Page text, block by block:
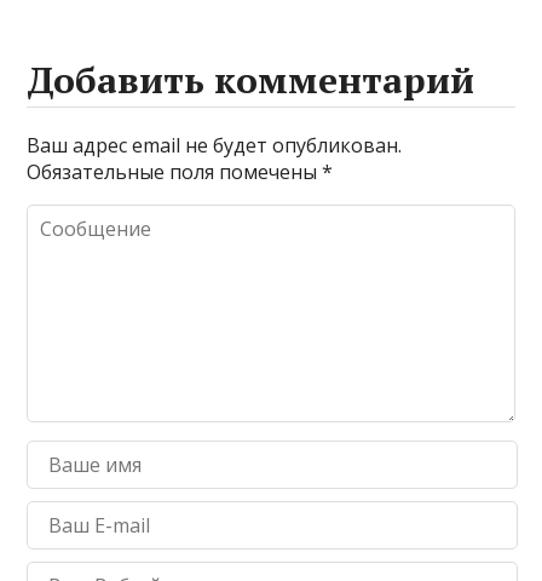
Добавить комментарий
Ваш адрес email не будет опубликован.
Обязательные поля помечены*